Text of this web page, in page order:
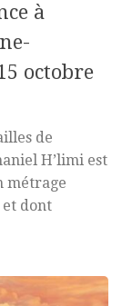
à
octobre
de
H’limi est
métrage
et dont